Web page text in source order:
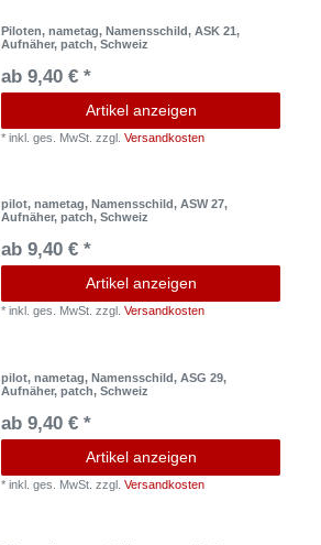
Piloten, nametag, Namensschild, ASK 21,
Aufnäher, patch, Schweiz
ab 9,40 € *
Artikel anzeigen
*inkl. ges. MwSt. zzgl.Versandkosten
pilot, nametag, Namensschild, ASW 27,
Aufnäher, patch, Schweiz
ab 9,40 € *
Artikel anzeigen
*inkl. ges. MwSt. zzgl.Versandkosten
pilot, nametag, Namensschild, ASG 29,
Aufnäher, patch, Schweiz
ab 9,40 € *
Artikel anzeigen
*inkl. ges. MwSt. zzgl.Versandkosten